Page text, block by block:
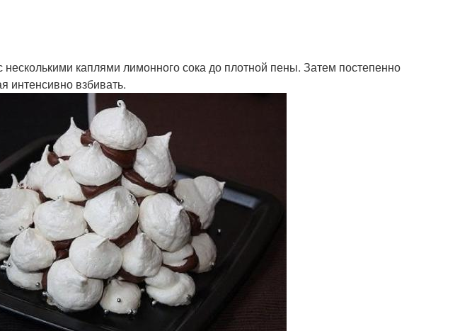
каплями лимонного сока до плотной пены. Затем постепенно
интенсивно взбивать.